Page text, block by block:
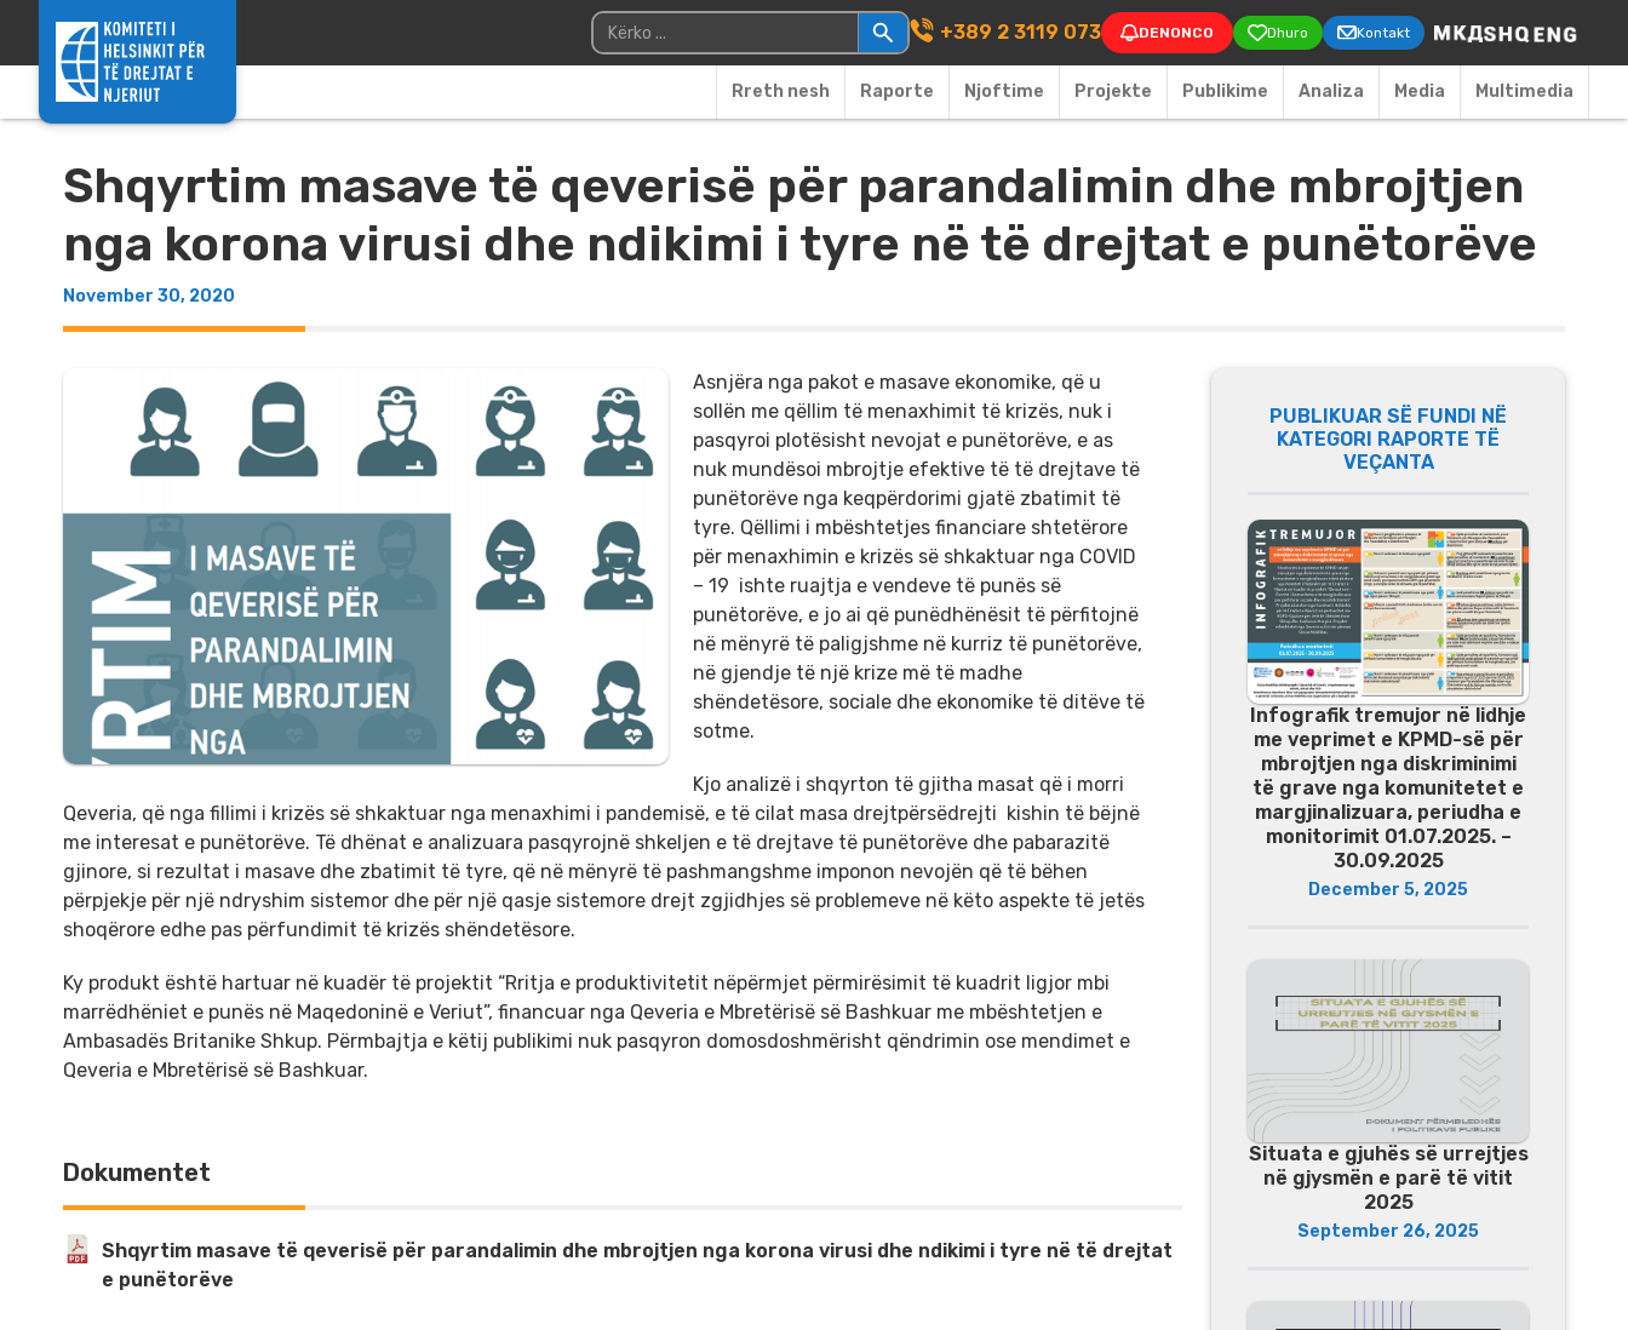
Main Navigation
Kërko për: +389 2 3119 073 DENONCO Dhuro Kontakt
Rreth nesh Raporte Njoftime Projekte Publikime Аnaliza Media Multimedia
Shqyrtim masave të qeverisë për parandalimin dhe mbrojtjen
nga korona virusi dhe ndikimi i tyre në të drejtat e punëtorëve
November 30, 2020
Asnjëra nga pakot e masave ekonomike, që u
sollën me qëllim të menaxhimit të krizës, nuk i
pasqyroi plotësisht nevojat e punëtorëve, e as
nuk mundësoi mbrojtje efektive të të drejtave të
punëtorëve nga keqpërdorimi gjatë zbatimit të
tyre. Qëllimi i mbështetjes financiare shtetërore
për menaxhimin e krizës së shkaktuar nga COVID
– 19 ishte ruajtja e vendeve të punës së
punëtorëve, e jo ai që punëdhënësit të përfitojnë
në mënyrë të paligjshme në kurriz të punëtorëve,
në gjendje të një krize më të madhe
shëndetësore, sociale dhe ekonomike të ditëve të
sotme.
Kjo analizë i shqyrton të gjitha masat që i morri
Qeveria, që nga fillimi i krizës së shkaktuar nga menaxhimi i pandemisë, e të cilat masa drejtpërsëdrejti kishin të bëjnë
me interesat e punëtorëve. Të dhënat e analizuara pasqyrojnë shkeljen e të drejtave të punëtorëve dhe pabarazitë
gjinore, si rezultat i masave dhe zbatimit të tyre, që në mënyrë të pashmangshme imponon nevojën që të bëhen
përpjekje për një ndryshim sistemor dhe për një qasje sistemore drejt zgjidhjes së problemeve në këto aspekte të jetës
shoqërore edhe pas përfundimit të krizës shëndetësore.
Ky produkt është hartuar në kuadër të projektit “Rritja e produktivitetit nëpërmjet përmirësimit të kuadrit ligjor mbi
marrëdhëniet e punës në Maqedoninë e Veriut”, financuar nga Qeveria e Mbretërisë së Bashkuar me mbështetjen e
Ambasadës Britanike Shkup. Përmbajtja e këtij publikimi nuk pasqyron domosdoshmërisht qëndrimin ose mendimet e
Qeveria e Mbretërisë së Bashkuar.
Dokumentet
Shqyrtim masave të qeverisë për parandalimin dhe mbrojtjen nga korona virusi dhe ndikimi i tyre në të drejtat
e punëtorëve
PUBLIKUAR SË FUNDI NË
KATEGORI RAPORTE TË
VEÇANTA
Infografik tremujor në lidhje
me veprimet e KPMD-së për
mbrojtjen nga diskriminimi
të grave nga komunitetet e
margjinalizuara, periudha e
monitorimit 01.07.2025. –
30.09.2025
December 5, 2025
Situata e gjuhës së urrejtjes
në gjysmën e parë të vitit
2025
September 26, 2025